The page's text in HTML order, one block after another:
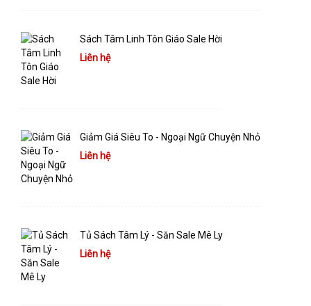
Sách Tâm Linh Tôn Giáo Sale Hời
Liên hệ
Giảm Giá Siêu To - Ngoại Ngữ Chuyện Nhỏ
Liên hệ
Tủ Sách Tâm Lý - Săn Sale Mê Ly
Liên hệ